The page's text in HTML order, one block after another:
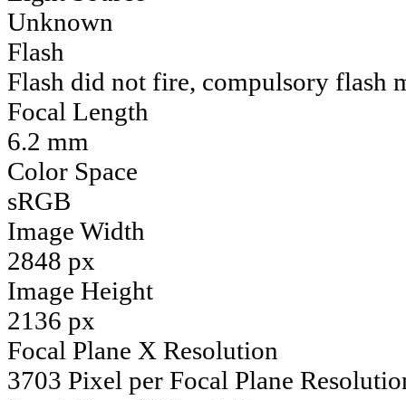
Unknown
Flash
Flash did not fire, compulsory flash
Focal Length
6.2 mm
Color Space
sRGB
Image Width
2848 px
Image Height
2136 px
Focal Plane X Resolution
3703 Pixel per Focal Plane